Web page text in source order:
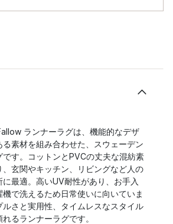
ランナーラグは、機能的なデザ
る素材を組み合わせた、スウェーデン
す。コットンとPVCの丈夫な混紡素
玄関やキッチン、リビングなど人の
最適。高いUV耐性があり、お手入
で洗えるため日常使いに向いていま
さと実用性、タイムレスなスタイル
るランナーラグです。